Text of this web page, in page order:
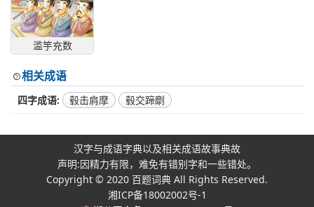
滥竽充数
相关成语
四字成语 毂击肩摩 毂交蹄劘
汉字与成语字典以及相关成语故事典故
声明:因精力有限，难免有错别字和一些错处。
Copyright © 2020 百题词典 All Rights Reserved.
湘ICP备18002002号-1